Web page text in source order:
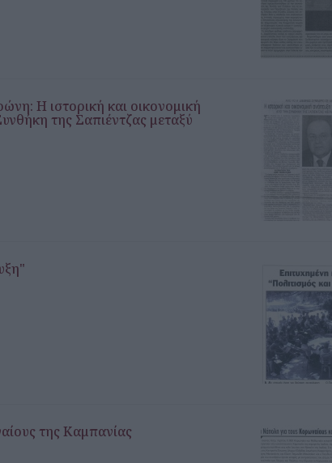
Η ιστορική και οικονομική
της Σαπιέντζας μεταξύ
της Καμπανίας